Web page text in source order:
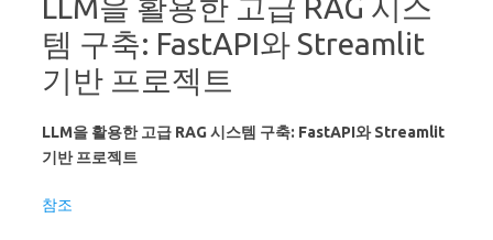
LLM을 활용한 고급 RAG 시스
템 구축: FastAPI와 Streamlit
기반 프로젝트
LLM을 활용한 고급 RAG 시스템 구축: FastAPI와 Streamlit
기반 프로젝트
참조